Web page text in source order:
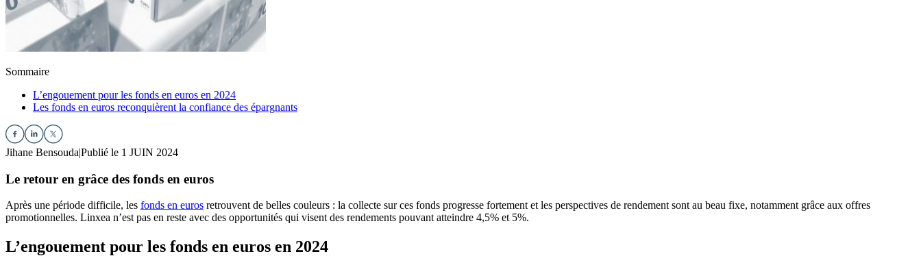
Sommaire
L’engouement pour les fonds en euros en 2024
Les fonds en euros reconquièrent la confiance des épargnants
Jihane Bensouda|Publié le 1 JUIN 2024
Le retour en grâce des fonds en euros
Après une période difficile, les fonds en euros retrouvent de belles couleurs : la collecte sur ces fonds progresse fortement et les perspectives de rendement sont au beau fixe, notamment grâce aux offres
promotionnelles. Linxea n’est pas en reste avec des opportunités qui visent des rendements pouvant atteindre 4,5% et 5%.
L’engouement pour les fonds en euros en 2024